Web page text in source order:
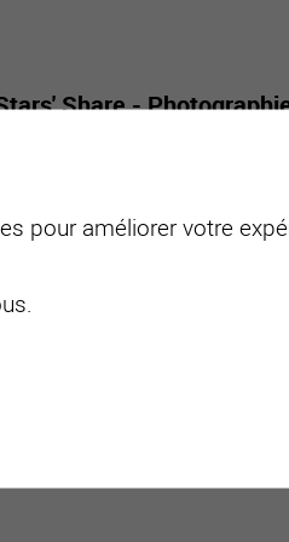
Share -
entier.
d'informations
pour améliorer votre